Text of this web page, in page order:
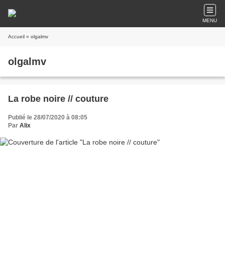
MENU
Accueil » olgalmv
olgalmv
La robe noire // couture
Publié le 28/07/2020 à 08:05
Par Alix